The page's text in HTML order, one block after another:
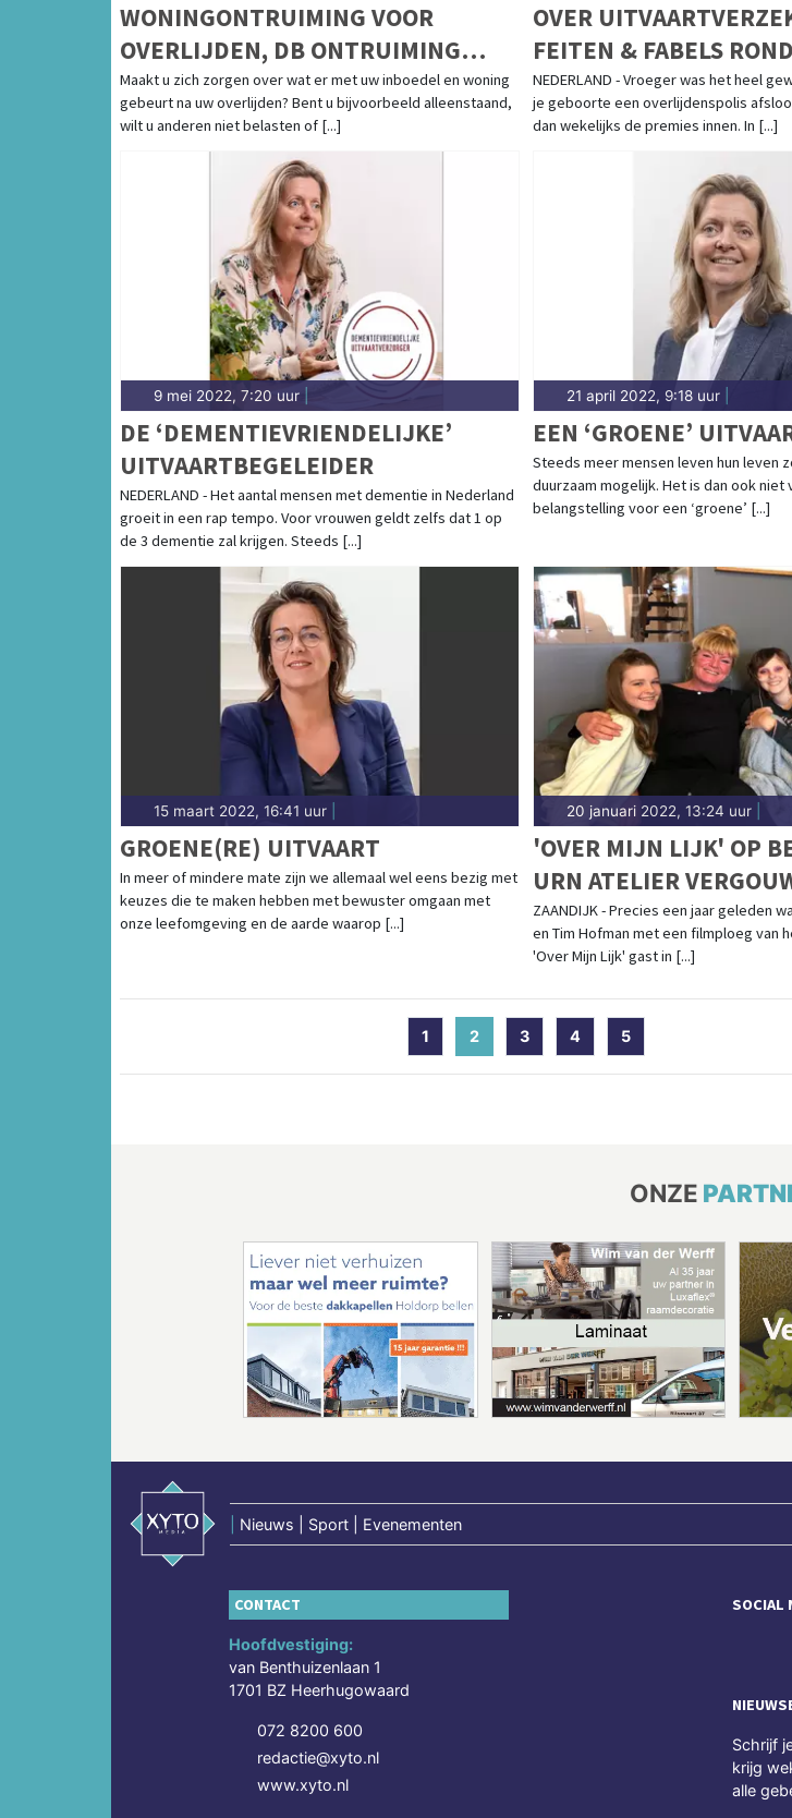
WONINGONTRUIMING VOOR
OVERLIJDEN, DB ONTRUIMING
HELPT
Maakt u zich zorgen over wat er met uw inboedel en woning
gebeurt na uw overlijden? Bent u bijvoorbeeld alleenstaand,
wilt u anderen niet belasten of [...]
OVER
FEITEN & FABELS ROND
KEUZEVRIJHEID
NEDERLAND - Vroeger was het heel
je geboorte een overlijdenspolis
dan wekelijks de premies innen. In [...]
9 mei 2022, 7:20 uur
DE ‘DEMENTIEVRIENDELIJKE’
UITVAARTBEGELEIDER
NEDERLAND - Het aantal mensen met dementie in Nederland
groeit in een rap tempo. Voor vrouwen geldt zelfs dat 1 op
de 3 dementie zal krijgen. Steeds [...]
21 april 2022, 9:18 uur|
EEN ‘GROENE’
Steeds meer mensen leven hun leven
duurzaam mogelijk. Het is dan ook niet
belangstelling voor een ‘groene’ [...]
15 maart 2022, 16:41 uur
GROENE(RE) UITVAART
In meer of mindere mate zijn we allemaal wel eens bezig met
keuzes die te maken hebben met bewuster omgaan met
onze leefomgeving en de aarde waarop [...]
20 januari 2022, 13:24 uur|
'OVER MIJN LIJK' OP
URN ATELIER
ZAANDIJK - Precies een jaar geleden
en Tim Hofman met een filmploeg van
'Over Mijn Lijk' gast in [...]
1 2(current)
3 4 5
ONZE
Nieuws | Sport | Evenementen
CONTACT
Hoofdvestiging:
van Benthuizenlaan 1
1701 BZ Heerhugowaard
072 8200 600
redactie@xyto.nl
www.xyto.nl
SOCIAL
Schrijf
krijg
alle